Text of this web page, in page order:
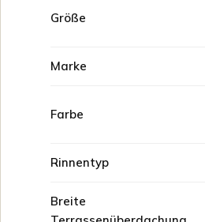
Größe
Marke
Farbe
Rinnentyp
Breite